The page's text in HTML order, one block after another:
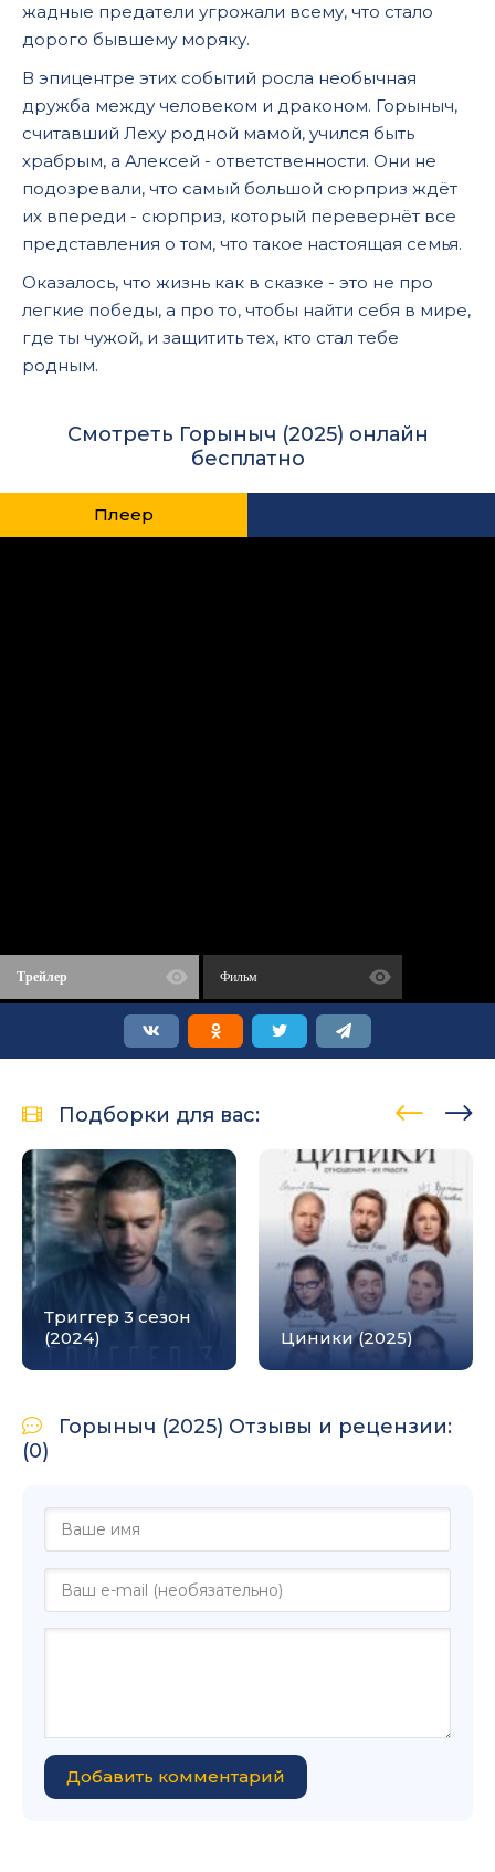
жадные предатели угрожали всему, что стало
дорого бывшему моряку.
В эпицентре этих событий росла необычная
дружба между человеком и драконом. Горыныч,
считавший Леху родной мамой, учился быть
храбрым, а Алексей - ответственности. Они не
подозревали, что самый большой сюрприз ждёт
их впереди - сюрприз, который перевернёт все
представления о том, что такое настоящая семья.
Оказалось, что жизнь как в сказке - это не про
легкие победы, а про то, чтобы найти себя в мире,
где ты чужой, и защитить тех, кто стал тебе
родным.
Смотреть Горыныч (2025) онлайн
бесплатно
Плеер
Трейлер Фильм
Подборки для вас:
Триггер 3 сезон
(2024)
Циники (2025)
Горыныч (2025) Отзывы и рецензии:
(0)
Добавить комментарий